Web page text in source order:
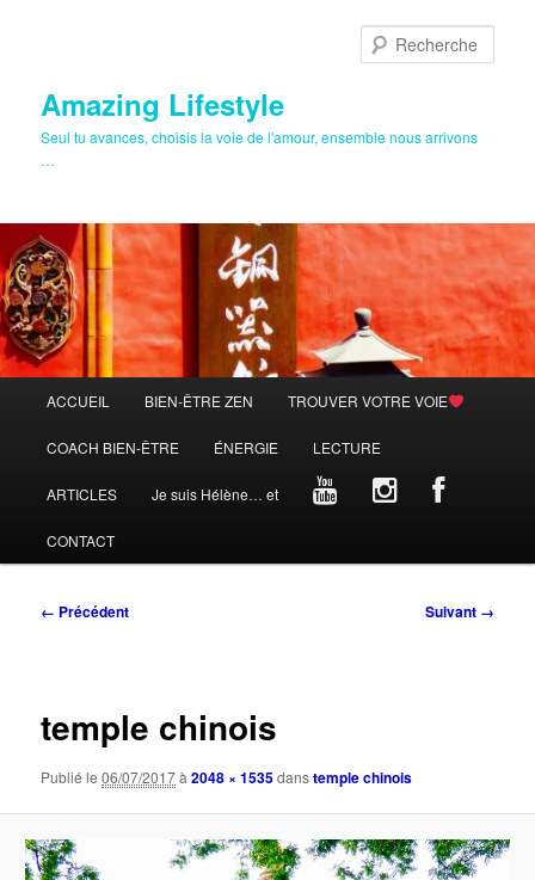
Amazing Lifestyle
Seul tu avances, choisis la voie de l'amour, ensemble nous arrivons
…
principal
ACCUEIL BIEN-ÊTRE ZEN TROUVER VOTRE VOIE
COACH BIEN-ÊTRE ÉNERGIE LECTURE
ARTICLES Je suis Hélène… et
CONTACT
Navigation
← Précédent Suivant →
temple chinois
Publié le06/07/2017à2048 × 1535danstemple chinois